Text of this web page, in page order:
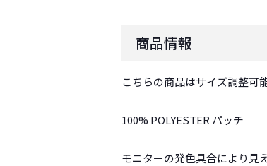
商品情報
こちらの商品はサイズ調整可
100% POLYESTER パッチ
モニターの発色具合により見